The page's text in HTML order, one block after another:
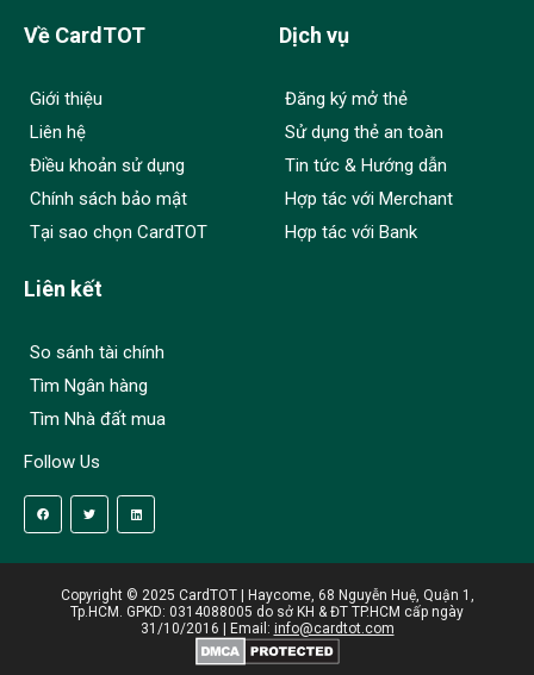
Về CardTOT
Giới thiệu
Liên hệ
Điều khoản sử dụng
Chính sách bảo mật
Tại sao chọn CardTOT
Dịch vụ
Đăng ký mở thẻ
Sử dụng thẻ an toàn
Tin tức & Hướng dẫn
Hợp tác với Merchant
Hợp tác với Bank
Liên kết
So sánh tài chính
Tìm Ngân hàng
Tìm Nhà đất mua
Follow Us
Copyright © 2025 CardTOT | Haycome, 68 Nguyễn Huệ, Quận 1,
Tp.HCM. GPKD: 0314088005 do sở KH & ĐT TP.HCM cấp ngày
31/10/2016 | Email: info@cardtot.com